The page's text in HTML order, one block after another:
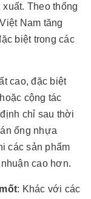
Theo thống
Nam tăng
biệt trong các
cao, đặc biệt
cộng tác
chỉ sau thời
ống nhựa
các sản phẩm
cao hơn.
: Khác với các